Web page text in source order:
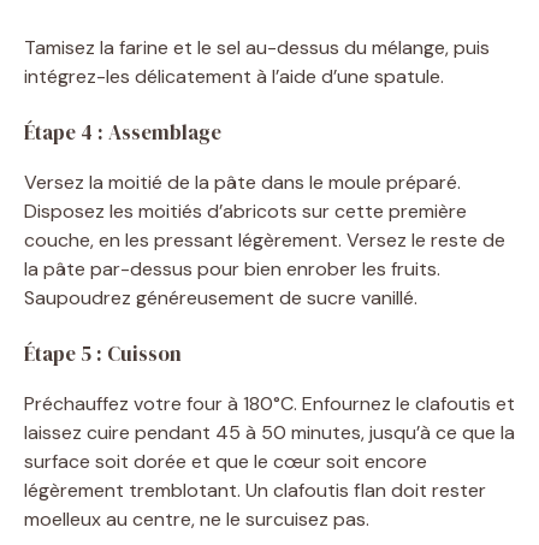
e
Tamisez la farine et le sel au-dessus du mélange, puis
intégrez-les délicatement à l’aide d’une spatule.
Étape 4 : Assemblage
Versez la moitié de la pâte dans le moule préparé.
Disposez les moitiés d’abricots sur cette première
couche, en les pressant légèrement. Versez le reste de
la pâte par-dessus pour bien enrober les fruits.
Saupoudrez généreusement de sucre vanillé.
Étape 5 : Cuisson
Préchauffez votre four à 180°C. Enfournez le clafoutis et
laissez cuire pendant 45 à 50 minutes, jusqu’à ce que la
surface soit dorée et que le cœur soit encore
légèrement tremblotant. Un clafoutis flan doit rester
moelleux au centre, ne le surcuisez pas.